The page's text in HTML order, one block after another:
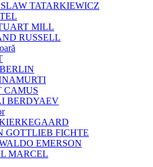
TATARKIEWICZ
MILL
RUSSELL
CAMUS
BERDYAEV
GOTTLIEB FICHTE
EMERSON
MARCEL